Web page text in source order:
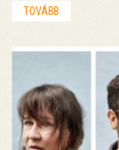
TOVÁBB